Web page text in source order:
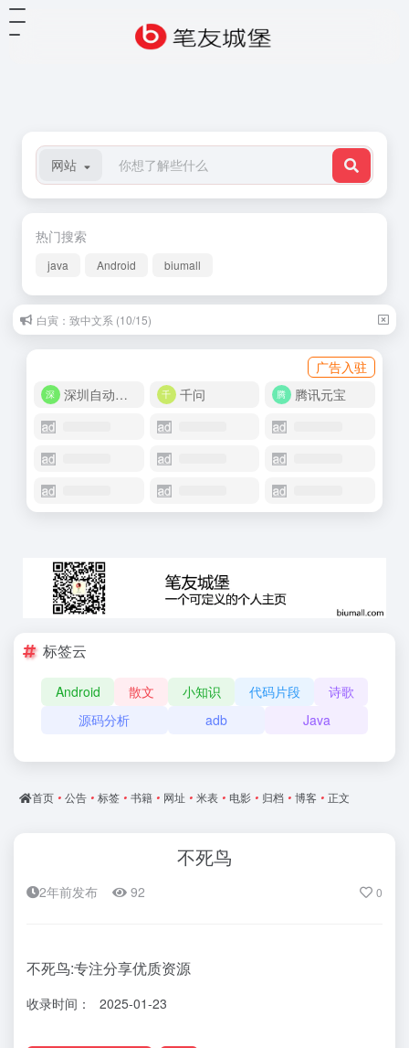
网站
热门搜索
java Android biumall
白寅：致中文系 (10/15)
广告入驻
深圳自动化商城
千问 腾讯元宝
标签云
Android 散文 小知识 代码片段
诗歌
源码分析
adb Java
首页 • 公告 • 标签 • 书籍 • 网址 • 米表 • 电影 • 归档 • 博客 • 正文
不死鸟
2年前发布 92 0
不死鸟:专注分享优质资源
收录时间： 2025-01-23